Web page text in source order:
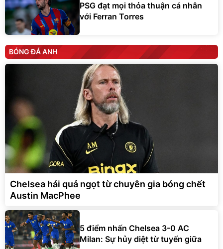
PSG đạt mọi thỏa thuận cá nhân
với Ferran Torres
BÓNG ĐÁ ANH
Chelsea hái quả ngọt từ chuyên gia bóng chết
Austin MacPhee
5 điểm nhấn Chelsea 3-0 AC
Milan: Sự hủy diệt từ tuyến giữa